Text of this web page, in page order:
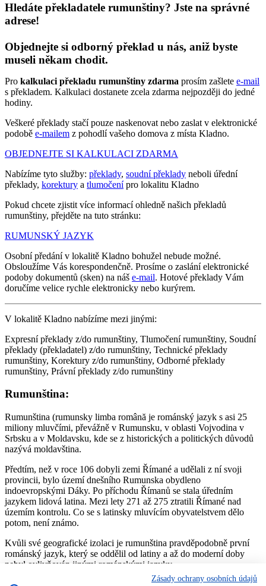
Hledáte překladatele rumunštiny? Jste na správné
adrese!
Objednejte si odborný překlad u nás, aniž byste
museli někam chodit.
Pro kalkulaci překladu rumunštiny zdarma prosím zašlete e-mail
s překladem. Kalkulaci dostanete zcela zdarma nejpozději do jedné
hodiny.
Veškeré překlady stačí pouze naskenovat nebo zaslat v elektronické
podobě e-mailem z pohodlí vašeho domova z místa Kladno.
OBJEDNEJTE SI KALKULACI ZDARMA
Nabízíme tyto služby: překlady, soudní překlady neboli úřední
překlady, korektury a tlumočenípro lokalitu Kladno
Pokud chcete zjistit více informací ohledně našich překladů
rumunštiny, přejděte na tuto stránku:
RUMUNSKÝ JAZYK
Osobní předání v lokalitě Kladno bohužel nebude možné.
Obsloužíme Vás korespondenčně. Prosíme o zaslání elektronické
podoby dokumentů (sken) na náš e-mail. Hotové překlady Vám
doručíme velice rychle elektronicky nebo kurýrem.
V lokalitě Kladno nabízíme mezi jinými:
Expresní překlady z/do rumunštiny, Tlumočení rumunštiny, Soudní
překlady (překladatel) z/do rumunštiny, Technické překlady
rumunštiny, Korektury z/do rumunštiny, Odborné překlady
rumunštiny, Právní překlady z/do rumunštiny
Rumunština:
Rumunština (rumunsky limba română je románský jazyk s asi 25
miliony mluvčími, převážně v Rumunsku, v oblasti Vojvodina v
Srbsku a v Moldavsku, kde se z historických a politických důvodů
nazývá moldavština.
Předtím, než v roce 106 dobyli zemi Římané a udělali z ní svoji
provincii, bylo území dnešního Rumunska obydleno
indoevropskými Dáky. Po příchodu Římanů se stala úředním
jazykem lidová latina. Mezi lety 271 až 275 ztratili Římané nad
územím kontrolu. Co se s latinsky mluvícím obyvatelstvem dělo
potom, není známo.
Kvůli své geografické izolaci je rumunština pravděpodobně první
románský jazyk, který se oddělil od latiny a až do moderní doby
nebyl ovlivňován jinými románskými jazyky.
Zásady ochrany osobních údajů